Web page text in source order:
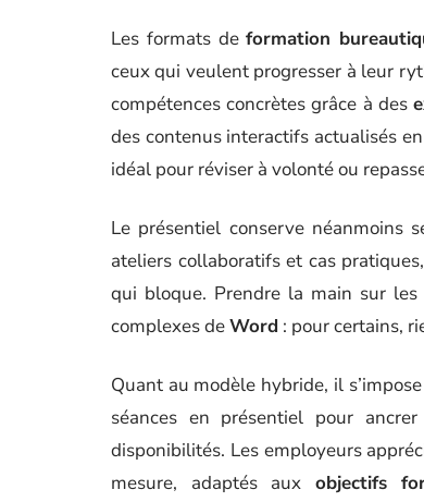
Les formats deformation
ceux qui veulent progresser à leur
compétences concrètes grâce à des
des contenus interactifs actualisés
idéal pour réviser à volonté ou
Le présentiel conserve néanmoins
ateliers collaboratifs et cas
qui bloque. Prendre la main sur les
complexes deWord : pour certains,
Quant au modèle hybride, il
séances en présentiel pour
disponibilités. Les employeurs
mesure, adaptés aux objectifs